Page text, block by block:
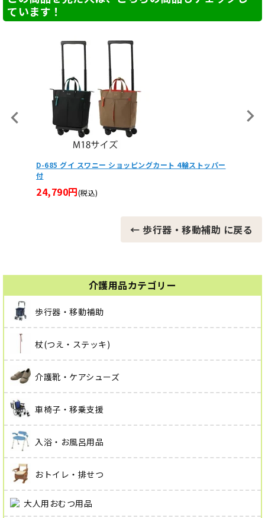
介護用品カテゴリー
歩行器・移動補助
杖(つえ・ステッキ)
介護靴・ケアシューズ
車椅子・移乗支援
入浴・お風呂用品
おトイレ・排せつ
大人用おむつ用品
ています！
D-685 グイ スワニー ショッピングカート 4輪ストッパー
付
24,790円(税込)
← 歩行器・移動補助 に戻る